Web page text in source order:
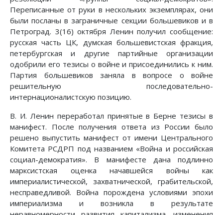
Переписанные от руки в нескольких экземплярах, они
были посланы в заграничные секции большевиков и в
Петроград. 3(16) октября Ленин получил сообщение:
русская часть ЦК, думская большевистская фракция,
петербургская и другие партийные организации
одобрили его тезисы о войне и присоединились к ним.
Партия большевиков заняла в вопросе о войне
решительную последовательно-
интернационалистскую позицию.
В. И. Ленин переработал принятые в Берне тезисы в
манифест. После получения ответа из России было
решено выпустить манифест от имени Центрального
Комитета РСДРП под названием «Война и российская
социал-демократия». В манифесте дана подлинно
марксистская оценка начавшейся войны как
империалистической, захватнической, грабительской,
несправедливой. Война порождена условиями эпохи
империализма и возникла в результате